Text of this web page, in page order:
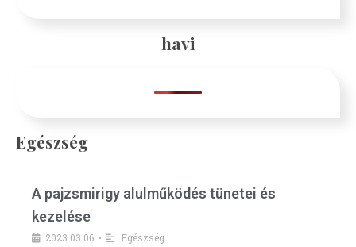
havi
Egészség
A pajzsmirigy alulműködés tünetei és
kezelése
2023.03.06. •
Egészség